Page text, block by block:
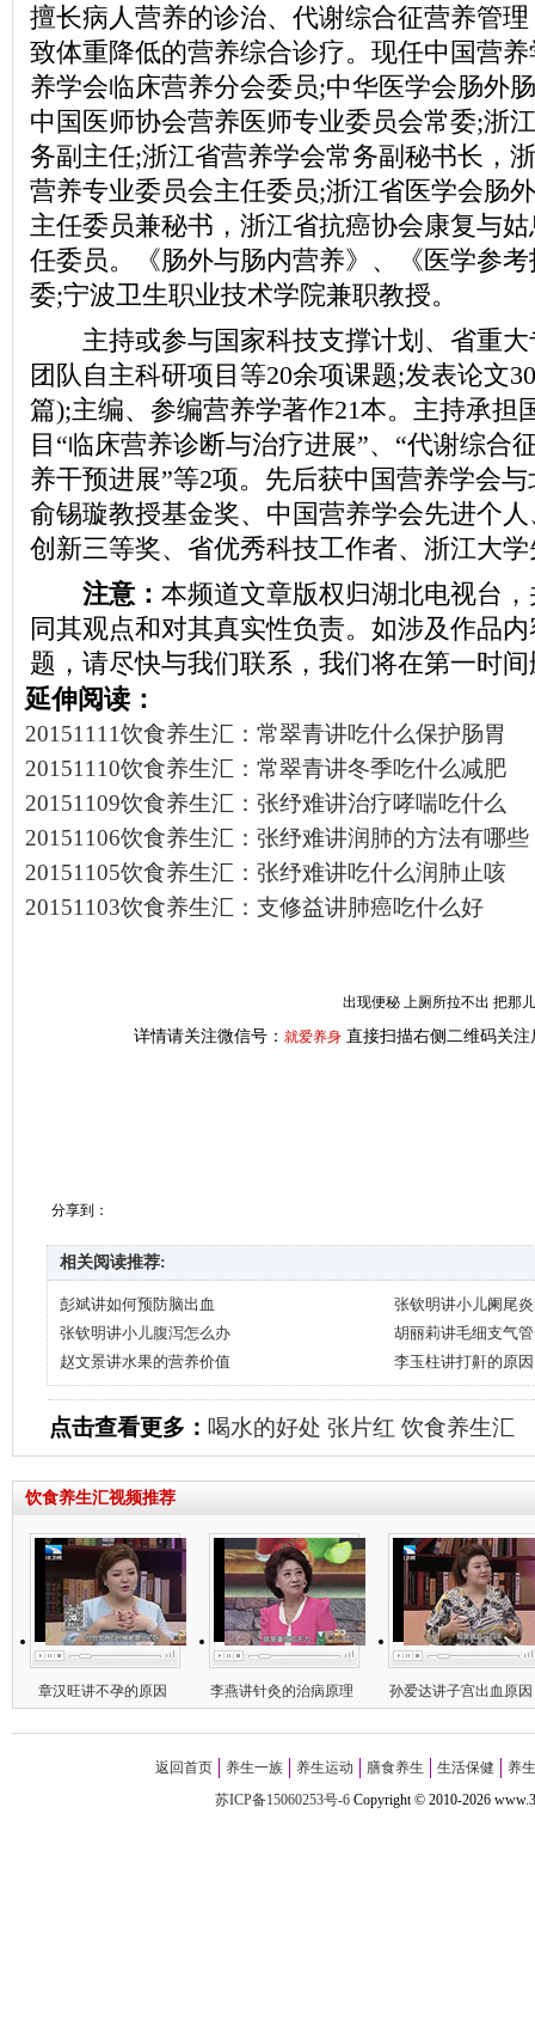
擅长病人营养的诊治、代谢综合征营养管
致体重降低的营养综合诊疗。现任中国营
养学会临床营养分会委员;中华医学会肠外
中国医师协会营养医师专业委员会常委;浙
务副主任;浙江省营养学会常务副秘书长，
营养专业委员会主任委员;浙江省医学会肠
主任委员兼秘书，浙江省抗癌协会康复与
任委员。《肠外与肠内营养》、《医学参
委;宁波卫生职业技术学院兼职教授。
主持或参与国家科技支撑计划、省重大
团队自主科研项目等20余项课题;发表论文
篇);主编、参编营养学著作21本。主持承担
目“临床营养诊断与治疗进展”、“代谢综合
养干预进展”等2项。先后获中国营养学会
俞锡璇教授基金奖、中国营养学会先进个
创新三等奖、省优秀科技工作者、浙江大
注意： 本频道文章版权归湖北电视台
同其观点和对其真实性负责。如涉及作品
题，请尽快与我们联系，我们将在第一时
延伸阅读：
20151111饮食养生汇：常翠青讲吃什么保护肠胃
20151110饮食养生汇：常翠青讲冬季吃什么减肥
20151109饮食养生汇：张纾难讲治疗哮喘吃什么
20151106饮食养生汇：张纾难讲润肺的方法有哪些
20151105饮食养生汇：张纾难讲吃什么润肺止咳
20151103饮食养生汇：支修益讲肺癌吃什么好
出现便秘 上厕所拉不出 把那
详情请关注微信号： 就爱养身 直接扫描右侧二维码关注
分享到：
相关阅读推荐:
彭斌讲如何预防脑出血
张钦明讲小儿阑尾
张钦明讲小儿腹泻怎么办
胡丽莉讲毛细支气
赵文景讲水果的营养价值
李玉柱讲打鼾的原因
点击查看更多： 喝水的好处 张片红 饮食养生汇
饮食养生汇视频推荐
章汉旺讲不孕的原因 李燕讲针灸的治病原理 孙爱达讲子宫出血原因
返回首页 养生一族 养生运动 膳食养生 生活保健
养
苏ICP备15060253号-6Copyright©2010-2026